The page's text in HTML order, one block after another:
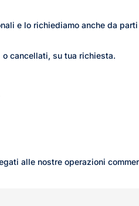
e lo richiediamo anche da
cancellati, su tua richiesta.
alle nostre operazioni